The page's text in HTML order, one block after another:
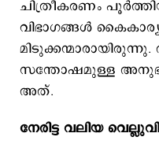
ചിത്രീകരണം
വിഭാഗങ്ങൾ
സന്തോഷമുള്ള
അത്.
നേരിട്ട വലിയ